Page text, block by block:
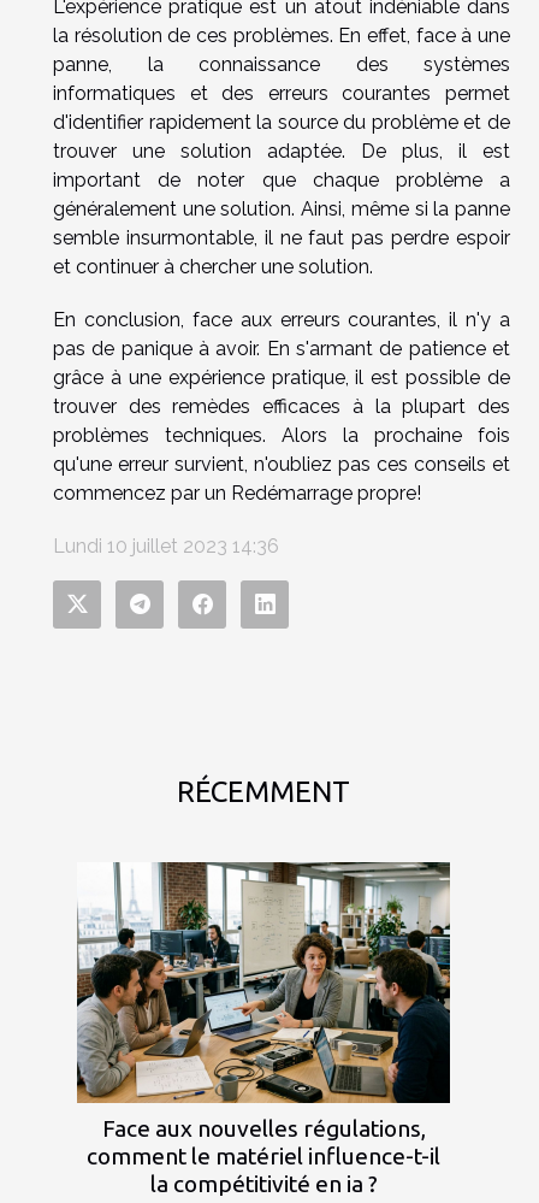
RÉCEMMENT
Face aux nouvelles régulations,
comment le matériel influence-t-il
la compétitivité en ia ?
L'expérience pratique est un atout indéniable dans
la résolution de ces problèmes. En effet, face à une
panne, la connaissance des systèmes
informatiques et des erreurs courantes permet
d'identifier rapidement la source du problème et de
trouver une solution adaptée. De plus, il est
important de noter que chaque problème a
généralement une solution. Ainsi, même si la panne
semble insurmontable, il ne faut pas perdre espoir
et continuer à chercher une solution.
En conclusion, face aux erreurs courantes, il n'y a
pas de panique à avoir. En s'armant de patience et
grâce à une expérience pratique, il est possible de
trouver des remèdes efficaces à la plupart des
problèmes techniques. Alors la prochaine fois
qu'une erreur survient, n'oubliez pas ces conseils et
commencez par un Redémarrage propre!
Lundi 10 juillet 2023 14:36